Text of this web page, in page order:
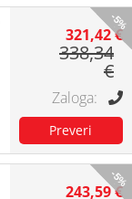
-5%
321,42 €
338,34
€
-5%
243,59 €